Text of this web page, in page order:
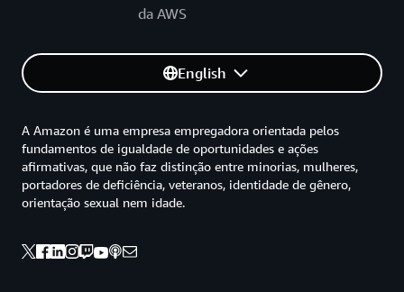
da AWS
English
A Amazon é uma empresa empregadora orientada pelos
fundamentos de igualdade de oportunidades e ações
afirmativas, que não faz distinção entre minorias, mulheres,
portadores de deficiência, veteranos, identidade de gênero,
orientação sexual nem idade.